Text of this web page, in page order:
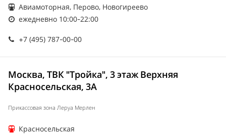
Авиамоторная, Перово, Новогиреево
ежедневно 10:00-22:00
+7 (495) 787-00-00
Москва, ТВК "Тройка", 3 этаж Верхняя
Красносельская, 3А
Прикассовая зона Леруа Мерлен
Красносельская